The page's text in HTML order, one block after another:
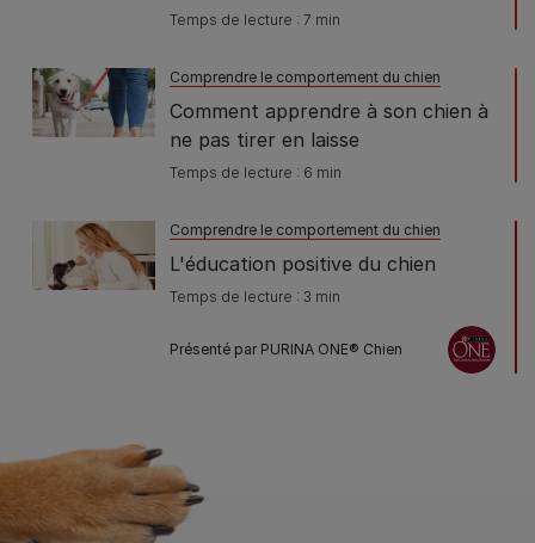
Temps de lecture : 7 min
Comprendre le comportement du chien
Comment apprendre à son chien à
ne pas tirer en laisse
Temps de lecture : 6 min
Comprendre le comportement du chien
L'éducation positive du chien
Temps de lecture : 3 min
Présenté par PURINA ONE®​ Chien